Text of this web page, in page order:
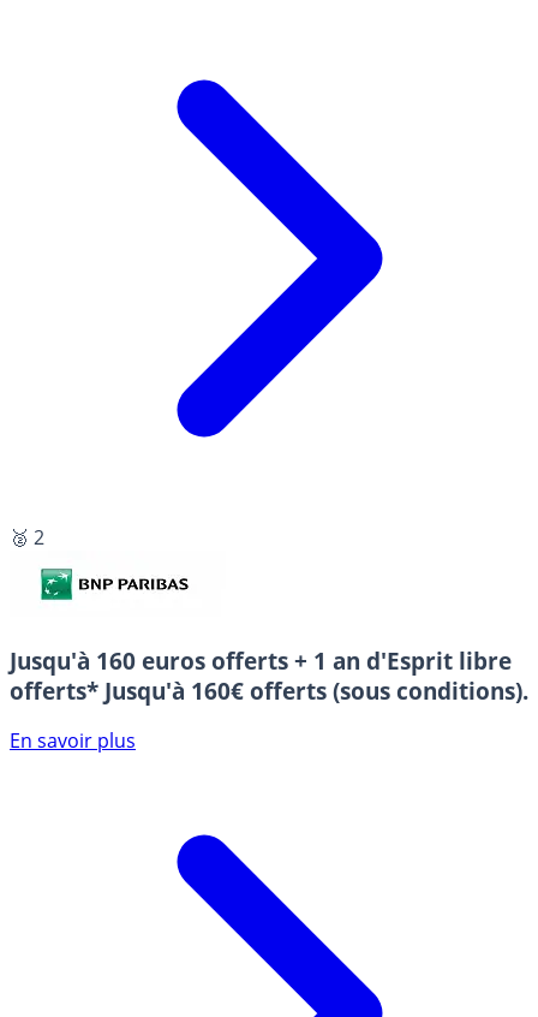
🥈 2
Jusqu'à 160 euros offerts + 1 an d'Esprit libre
offerts* Jusqu'à 160€ offerts (sous conditions).
En savoir plus